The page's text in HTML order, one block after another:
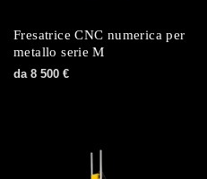
Fresatrice CNC numerica per
metallo serie M
da 8 500 €